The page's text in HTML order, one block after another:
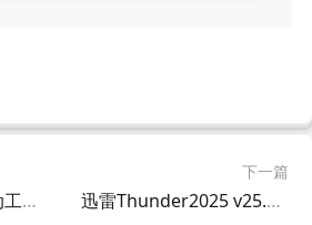
Maye Nano快速启动工具 v1.8.1.260306 中文绿色版
下一篇
迅雷Thunder2025 v25.0.3.1090 去广告绿色精简版